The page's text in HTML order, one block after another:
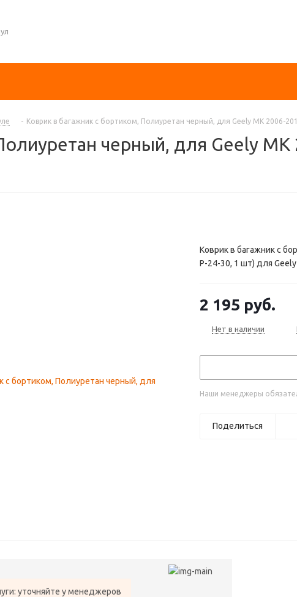
- Коврик в багажник с бортиком, Полиуретан черный, для Geely MK 2006-
черный, для Geely MK
Коврик в багажник с
P-24-30, 1 шт) для
2 195 руб.
Нет в наличии
Наши менеджеры
Поделиться
уточняйте у менеджеров